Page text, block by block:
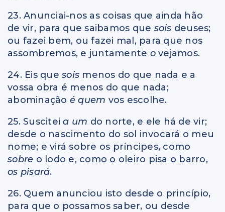
23. Anunciai-nos as coisas que ainda hão
de vir, para que saibamos que sois deuses;
ou fazei bem, ou fazei mal, para que nos
assombremos, e juntamente o vejamos.
24. Eis que sois menos do que nada e a
vossa obra é menos do que nada;
abominação é quem vos escolhe.
25. Susciteia um do norte, e ele há de vir;
desde o nascimento do sol invocará o meu
nome; e virá sobre os príncipes, como
sobre o lodo e, como o oleiro pisa o barro,
os pisará.
26. Quem anunciou isto desde o princípio,
para que o possamos saber, ou desde